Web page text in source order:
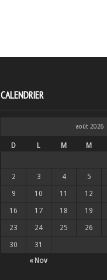
CALENDRIER
août 2026
D L M M
« Nov
2 3 4 5
9 10 11 12
16 17 18 19
23 24 25 26
30 31